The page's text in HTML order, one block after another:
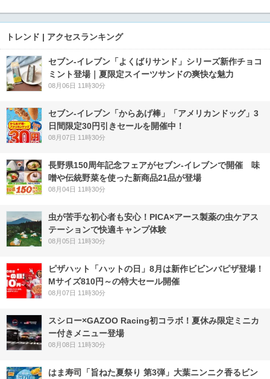
トレンド | アクセスランキング
セブン‐イレブン「よくばりサンド」シリーズ新作チョコ
ミント登場｜夏限定スイーツサンドの爽快な魅力
08月06日 11時30分
セブン‐イレブン「からあげ棒」「アメリカンドッグ」3
日間限定30円引きセールを開催中！
08月07日 11時30分
長野県150周年記念フェアがセブン-イレブンで開催 味
噌や伝統野菜を使った新商品21品が登場
08月04日 11時30分
虫が苦手な初心者も安心！PICA×アース製薬の虫ケアス
テーションで快適キャンプ体験
08月05日 11時30分
ピザハット「ハットの日」8月は新作ビビンバピザ登場！
Mサイズ810円～の特大セール開催
08月07日 11時30分
スシロー×GAZOO Racing初コラボ！夏休み限定ミニカ
ー付きメニュー登場
08月08日 11時30分
はま寿司「旨ねた夏祭り 第3弾」大葉ニンニク香るビン